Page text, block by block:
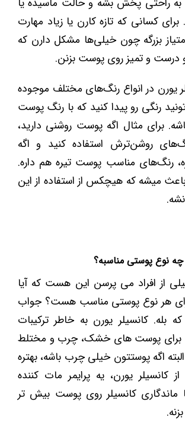
راحتی پخش بشه و حالت ماسیده یا
برای کسانی که تازه کارن یا زیاد مهارت
بزرگه چون خیلی‌ها مشکل دارن که
درست و تمیز روی پوست بزنن.
یورن در انواع رنگ‌های مختلف موجوده
رنگی رو پیدا کنید که با رنگ پوست
برای مثال اگه پوست روشنی دارید،
روشن‌ترش استفاده کنید و اگه
رنگ‌های مناسب پوست تیره هم داره.
میشه که هیچکس از استفاده از این
چه نوع پوستی مناسبه؟
از افراد می ‌پرسن این هست که آیا
هر نوع پوستی مناسب هست؟ جواب
بله. کانسیلر یورن به خاطر ترکیبات
برای پوست‌ های خشک، چرب و مختلط
اگه پوستتون خیلی چرب باشه، بهتره
کانسیلر یورن، یه پرایمر مات کننده
ماندگاری کانسیلر روی پوست بیش تر